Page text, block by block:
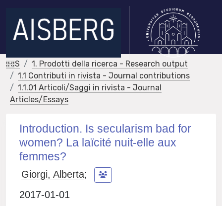
IRIS
1. Prodotti della ricerca - Research output
1.1 Contributi in rivista - Journal contributions
1.1.01 Articoli/Saggi in rivista - Journal
Articles/Essays
Introduction. Is secularism bad for
women? La laïcité nuit-elle aux
femmes?
Giorgi, Alberta;
2017-01-01